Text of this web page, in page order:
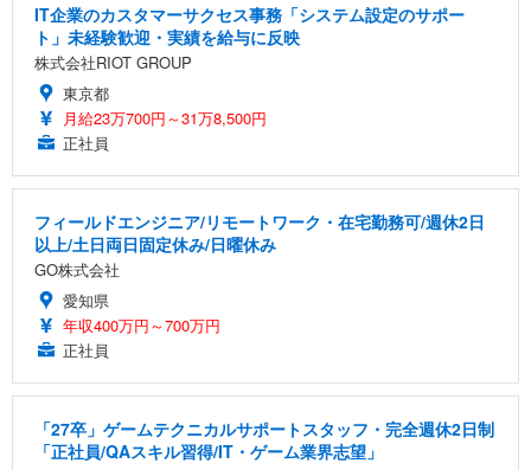
IT企業のカスタマーサクセス事務「システム設定のサポー
ト」未経験歓迎・実績を給与に反映
株式会社RIOT GROUP
東京都
月給23万700円～31万8,500円
正社員
フィールドエンジニア/リモートワーク・在宅勤務可/週休2日
以上/土日両日固定休み/日曜休み
GO株式会社
愛知県
年収400万円～700万円
正社員
「27卒」ゲームテクニカルサポートスタッフ・完全週休2日制
「正社員/QAスキル習得/IT・ゲーム業界志望」